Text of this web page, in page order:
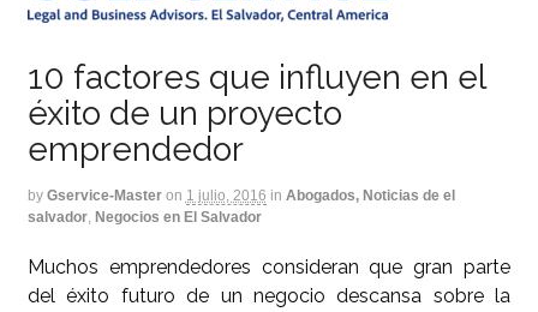
10 factores que influyen en el
éxito de un proyecto
emprendedor
by Gservice-Master on 1 julio, 2016 in Abogados, Noticias de el
salvador, Negocios en El Salvador
Muchos emprendedores consideran que gran parte
del éxito futuro de un negocio descansa sobre la